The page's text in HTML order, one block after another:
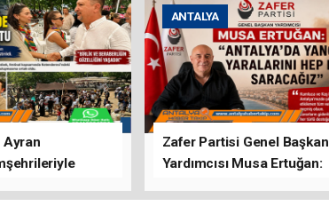
Ayran
ANTALYA
Zafer Partisi Genel Başkan
Yardımcısı Musa Ertuğan: